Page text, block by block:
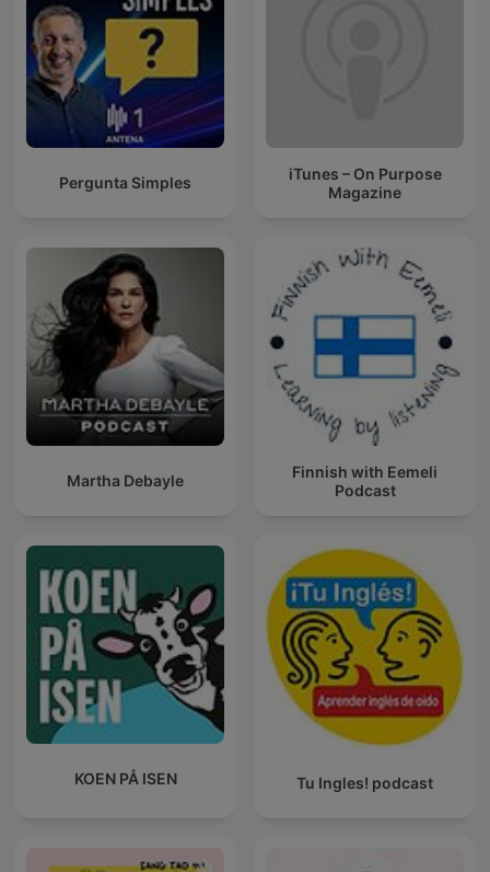
Pergunta Simples
iTunes – On Purpose
Magazine
Martha Debayle
Finnish with Eemeli
Podcast
KOEN PÅ ISEN Tu Ingles! podcast